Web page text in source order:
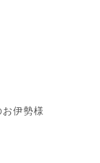
伊勢様